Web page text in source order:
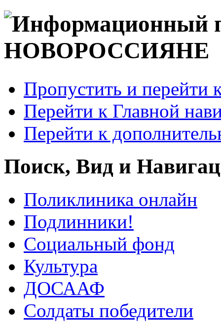
Пропустить и перейти
Перейти к Главной
Перейти к
Поиск, Вид и
Поликлиника онлайн
Подлинники!
Социальный фонд
Культура
ДОСААФ
Солдаты победители